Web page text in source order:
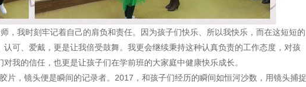
我时刻牢记着自己的肩负和责任。因为孩子们快乐、所以我快乐，而在这短短的
认可、爱戴，更是让我倍受鼓舞。我更会继续秉持这种认真负责的工作态度，对孩
我的信任，也更是让孩子们在学前班的大家庭中健康快乐成长。
，镜头便是瞬间的记录者。2017，和孩子们经历的瞬间如恒河沙数，用镜头捕捉